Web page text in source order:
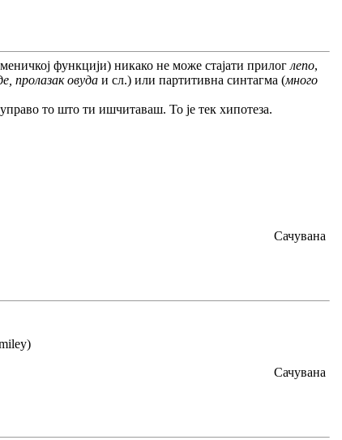
функцији) никако не може стајати прилог лепо,
пролазак овуда и сл.) или партитивна синтагма (много
то што ти ишчитаваш. То је тек хипотеза.
Сачувана
)
Сачувана